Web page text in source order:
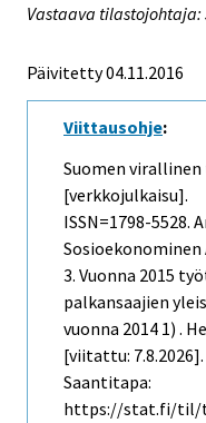
Vastaava tilastojohtaja:
Päivitetty 04.11.2016
Viittausohje:
Suomen
[verkkojulkaisu].
ISSN=1798-5528.
Sosioekonominen
3. Vuonna 2015
palkansaajien
vuonna 2014 1) .
[viitattu: 7.8.2026].
Saantitapa:
https://stat.fi/til/